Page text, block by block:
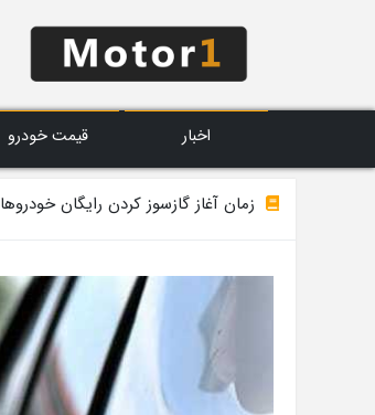
اخبار قیمت خودرو
زمان آغاز گازسوز کردن رایگان خودروها